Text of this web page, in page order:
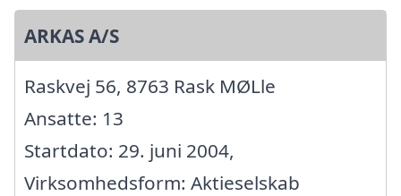
ARKAS A/S
Raskvej 56, 8763 Rask MØLle
Ansatte: 13
Startdato: 29. juni 2004,
Virksomhedsform: Aktieselskab